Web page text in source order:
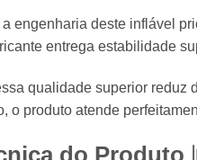
engenharia deste inflável
entrega estabilidade
qualidade superior reduz
o produto atende
do Produto